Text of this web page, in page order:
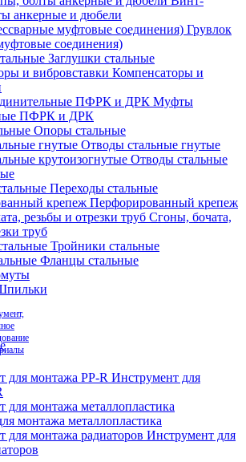
анкерные и дюбели
Грувлок
соединения)
Заглушки стальные
Компенсаторы и
Муфты
ПФРК и ДРК
Опоры стальные
Отводы стальные гнутые
Отводы стальные
Переходы стальные
Перфорированный крепеж
Сгоны, бочата,
труб
Тройники стальные
Фланцы стальные
Инструмент для
монтажа металлопластика
Инструмент для